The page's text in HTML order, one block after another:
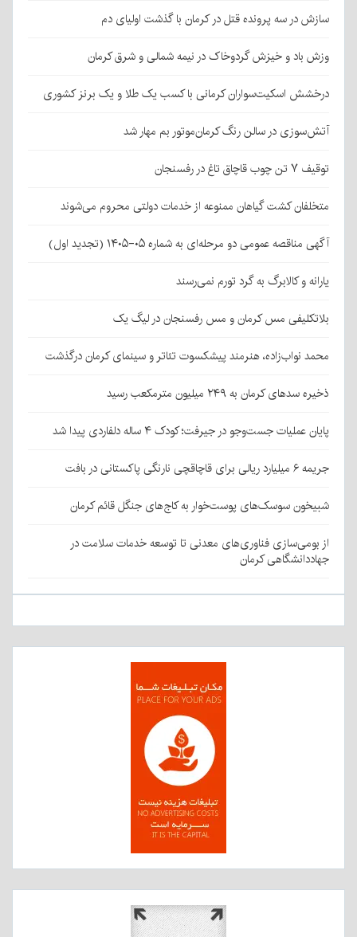
سازش در سه پرونده قتل در کرمان با گذشت اولیای دم
وزش باد و خیزش گردوخاک در نیمه شمالی و شرق کرمان
درخشش اسکیت‌سواران کرمانی با کسب یک طلا و یک برنز کشوری
آتش‌سوزی در سالن رنگ کرمان‌موتور بم مهار شد
توقیف ۷ تن چوب قاچاق تاغ در رفسنجان
متخلفان کشت گیاهان ممنوعه از خدمات دولتی محروم می‌شوند
آگهی مناقصه عمومی دو مرحله‌ای به شماره ۰۵-۱۴۰۵ (تجدید اول)
یارانه و کالابرگ به گرد تورم نمی‌رسند
بلاتکلیفی مس کرمان و مس رفسنجان در لیگ یک
محمد نواب‌زاده، هنرمند پیشکسوت تئاتر و سینمای کرمان درگذشت
ذخیره سدهای کرمان به ۲۴۹ میلیون مترمکعب رسید
پایان عملیات جست‌وجو در جیرفت؛ کودک ۴ ساله دلفاردی پیدا شد
جریمه ۶ میلیارد ریالی برای قاچاقچی نارنگی پاکستانی در بافت
شبیخون سوسک‌های پوست‌خوار به کاج‌های جنگل قائم کرمان
از بومی‌سازی فناوری‌های معدنی تا توسعه خدمات سلامت در
جهاددانشگاهی کرمان